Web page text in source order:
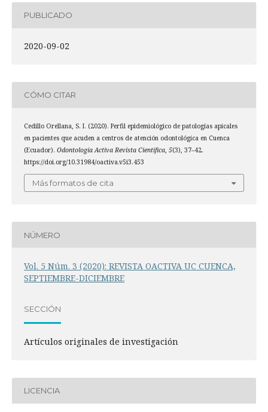
PUBLICADO
2020-09-02
CÓMO CITAR
Cedillo Orellana, S. I. (2020). Perfil epidemiológico de patologías apicales
en pacientes que acuden a centros de atención odontológica en Cuenca
(Ecuador). Odontología Activa Revista Científica, 5(3), 37–42.
https://doi.org/10.31984/oactiva.v5i3.453
Más formatos de cita
NÚMERO
Vol. 5 Núm. 3 (2020): REVISTA OACTIVA UC CUENCA,
SEPTIEMBRE-DICIEMBRE
SECCIÓN
Artículos originales de investigación
LICENCIA